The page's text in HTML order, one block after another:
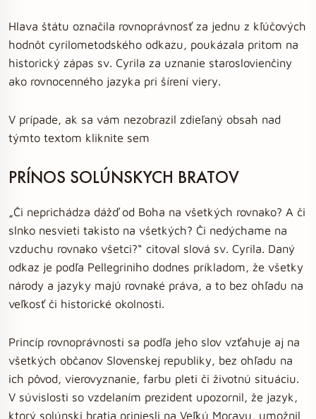
Hlava štátu označila rovnoprávnosť za jednu z kľúčových
hodnôt cyrilometodského odkazu, poukázala pritom na
historický zápas sv. Cyrila za uznanie staroslovienčiny
ako rovnocenného jazyka pri šírení viery.
V prípade, ak sa vám nezobrazil zdieľaný obsah nad
týmto textom kliknite sem
PRÍNOS SOLÚNSKYCH BRATOV
„Či neprichádza dážď od Boha na všetkých rovnako? A či
slnko nesvieti takisto na všetkých? Či nedýchame na
vzduchu rovnako všetci?“ citoval slová sv. Cyrila. Daný
odkaz je podľa Pellegriniho dodnes príkladom, že všetky
národy a jazyky majú rovnaké práva, a to bez ohľadu na
veľkosť či historické okolnosti.
Princíp rovnoprávnosti sa podľa jeho slov vzťahuje aj na
všetkých občanov Slovenskej republiky, bez ohľadu na
ich pôvod, vierovyznanie, farbu pleti či životnú situáciu.
V súvislosti so vzdelaním prezident upozornil, že jazyk,
ktorý solúnski bratia priniesli na Veľkú Moravu, umožnil